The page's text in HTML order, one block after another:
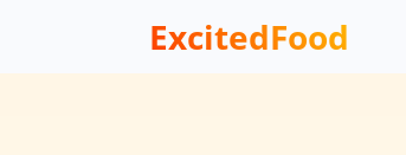
ExcitedFood